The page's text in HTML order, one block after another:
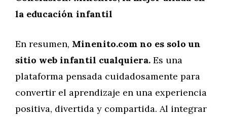
la educación infantil
En resumen, Minenito.com no es solo un
sitio web infantil cualquiera. Es una
plataforma pensada cuidadosamente para
convertir el aprendizaje en una experiencia
positiva, divertida y compartida. Al integrar